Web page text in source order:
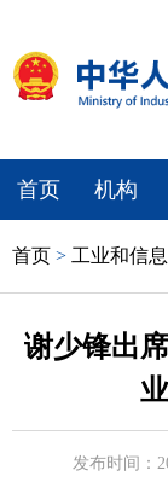
首页 机构
首页 > 工业和信
谢少锋出
发布时间：